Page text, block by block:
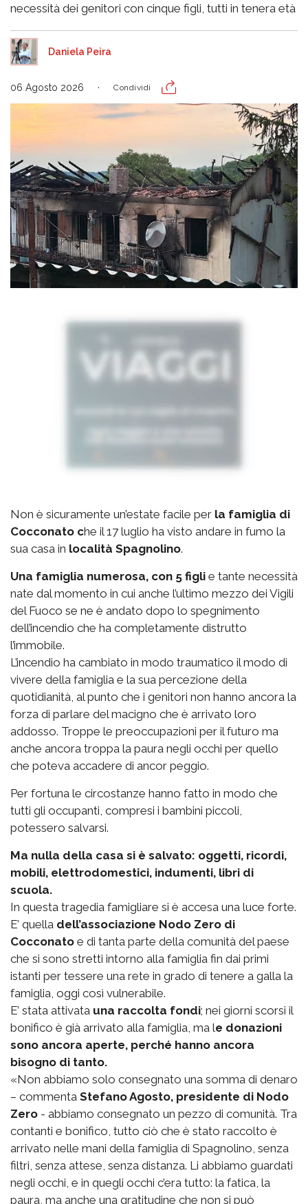
necessità dei genitori con cinque figli, tutti in tenera età
Daniela Peira
06 Agosto 2026 Condividi
Non è sicuramente un’estate facile per la famiglia di
Cocconato che il 17 luglio ha visto andare in fumo la
sua casa in località Spagnolino.
Una famiglia numerosa, con 5 figli e tante necessità
nate dal momento in cui anche l’ultimo mezzo dei Vigili
del Fuoco se ne è andato dopo lo spegnimento
dell’incendio che ha completamente distrutto
l’immobile.
L’incendio ha cambiato in modo traumatico il modo di
vivere della famiglia e la sua percezione della
quotidianità, al punto che i genitori non hanno ancora la
forza di parlare del macigno che è arrivato loro
addosso. Troppe le preoccupazioni per il futuro ma
anche ancora troppa la paura negli occhi per quello
che poteva accadere di ancor peggio.
Per fortuna le circostanze hanno fatto in modo che
tutti gli occupanti, compresi i bambini piccoli,
potessero salvarsi.
Ma nulla della casa si è salvato: oggetti, ricordi,
mobili, elettrodomestici, indumenti, libri di
scuola.
In questa tragedia famigliare si è accesa una luce forte.
E’ quella dell’associazione Nodo Zero di
Cocconato e di tanta parte della comunità del paese
che si sono stretti intorno alla famiglia fin dai primi
istanti per tessere una rete in grado di tenere a galla la
famiglia, oggi così vulnerabile.
E’ stata attivata una raccolta fondi; nei giorni scorsi il
bonifico è già arrivato alla famiglia, ma le donazioni
sono ancora aperte, perché hanno ancora
bisogno di tanto.
«Non abbiamo solo consegnato una somma di denaro
– commenta Stefano Agosto, presidente di Nodo
Zero - abbiamo consegnato un pezzo di comunità. Tra
contanti e bonifico, tutto ciò che è stato raccolto è
arrivato nelle mani della famiglia di Spagnolino, senza
filtri, senza attese, senza distanza. Li abbiamo guardati
negli occhi, e in quegli occhi c’era tutto: la fatica, la
paura, ma anche una gratitudine che non si può